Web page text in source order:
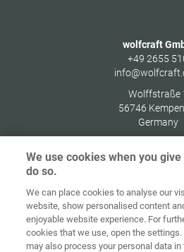
wolfcraft
+49 2655
Wolffstraße
56746
Germany
Alkusivu Yhteystiedot
Käyttöehdot
Tietoja
evästeistä
We use cookies when you
do so.
We can place cookies to analyse our
website, show personalised content
enjoyable website experience. For
cookies that we use, open the settings.
may also process your personal data in